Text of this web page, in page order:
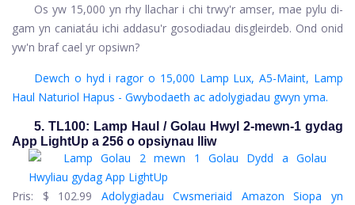
Os yw 15,000 yn rhy llachar i chi trwy'r amser, mae pylu di-
gam yn caniatáu ichi addasu'r gosodiadau disgleirdeb. Ond onid
yw'n braf cael yr opsiwn?
Dewch o hyd i ragor o 15,000 Lamp Lux, A5-Maint, Lamp
Haul Naturiol Hapus - Gwybodaeth ac adolygiadau gwyn yma.
5. TL100: Lamp Haul / Golau Hwyl 2-mewn-1 gydag
App LightUp a 256 o opsiynau lliw
Pris: $ 102.99 Adolygiadau Cwsmeriaid Amazon
Siopa yn